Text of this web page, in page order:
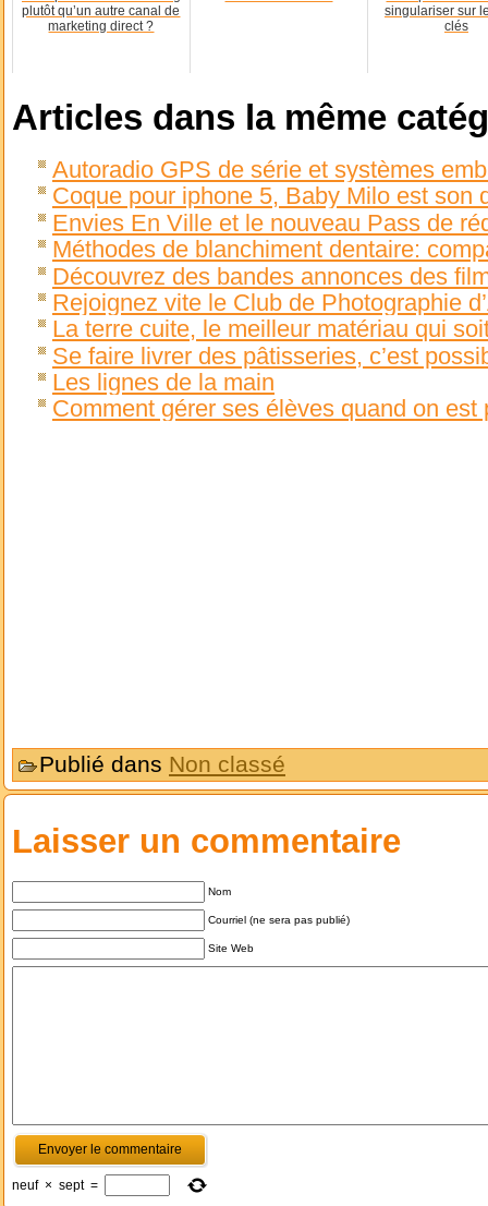
plutôt qu’un autre canal de
marketing direct ?
singulariser sur
clés
Articles dans la même
Autoradio GPS de série et systèmes
Coque pour iphone 5, Baby Milo est son
Envies En Ville et le nouveau Pass de
Méthodes de blanchiment dentaire:
Découvrez des bandes annonces des
Rejoignez vite le Club de Photographie
La terre cuite, le meilleur matériau qui
Se faire livrer des pâtisseries, c’est
Les lignes de la main
Comment gérer ses élèves quand on est
Publié dans Non classé
Laisser un commentaire
Nom
Courriel (ne sera pas publié)
Site Web
neuf × sept =